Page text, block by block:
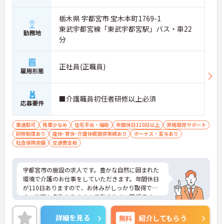
勤務地
栃木県 宇都宮市 宝木本町1769-1
東武宇都宮線「東武宇都宮駅」バス・車22
分
雇用形態 正社員(正職員)
応募要件 ■介護職員初任者研修以上必須
車通勤可 残業少なめ 住宅手当・補助 年間休日110日以上
資格取得サポート
研修制度あり
産休･育休･介護休暇取得実績あり
ボーナス・賞与あり
社会保険完備
交通費支給
宇都宮市の施設の求人です。豊かな自然に囲まれた
環境で介護のお仕事をしていただきます。年間休日
が110日ありますので、お休みがしっかり取得で
き、休暇も多数ありますので働きやすい職場です。
ご興味のある方には詳細をお話しますので、お気軽
にお問い合わせください。
詳細を見る 無料 紹介してもらう